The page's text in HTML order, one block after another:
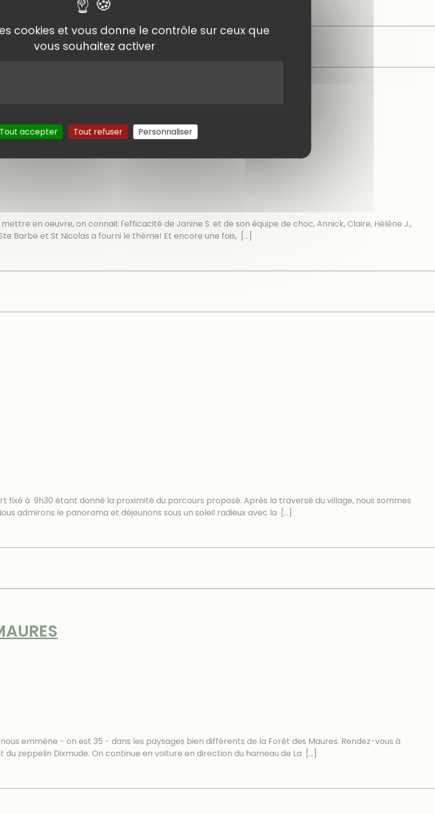
cookies et vous donne le contrôle sur ceux que
vous souhaitez activer
Tout accepter Tout refuser Personnaliser
en oeuvre, on connait l'efficacité de Janine S. et de son équipe de choc, Annick, Claire, Hélène J.,
Barbe et St Nicolas a fourni le thème! Et encore une fois,
[…]
à 9h30 étant donné la proximité du parcours proposé. Après la traversé du village, nous sommes
admirons le panorama et déjeunons sous un soleil radieux avec la
[…]
emmène - on est 35 - dans les paysages bien différents de la Forêt des Maures. Rendez-vous à
zeppelin Dixmude. On continue en voiture en direction du hameau de La
[…]